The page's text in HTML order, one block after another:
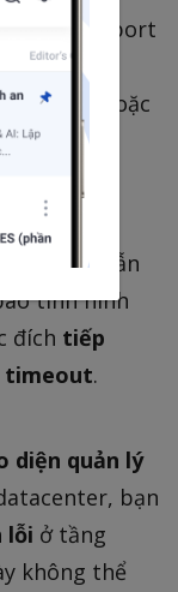
port
TCP
FIN hoặc
khi đang
nào biết
tới đâu.
của node vẫn
tình hình
đích tiếp
timeout.
diện quản lý
bạn
lỗi ở tầng
không thể